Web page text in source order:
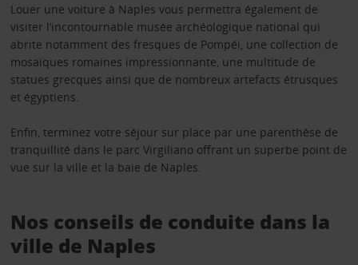
Louer une voiture à Naples vous permettra également de
visiter l’incontournable musée archéologique national qui
abrite notamment des fresques de Pompéi, une collection de
mosaïques romaines impressionnante, une multitude de
statues grecques ainsi que de nombreux artefacts étrusques
et égyptiens.
Enfin, terminez votre séjour sur place par une parenthèse de
tranquillité dans le parc Virgiliano offrant un superbe point de
vue sur la ville et la baie de Naples.
Nos conseils de conduite dans la
ville de Naples